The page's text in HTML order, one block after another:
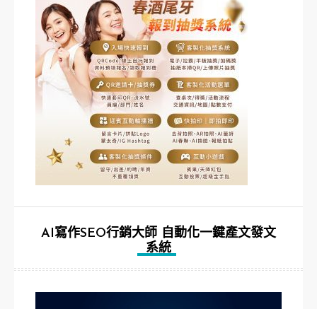
AI寫作SEO行銷大師 自動化一鍵產文發文
系統